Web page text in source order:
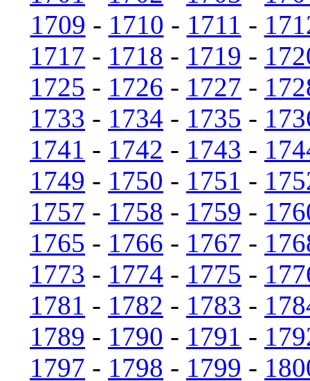
1709 - 1710 - 1711 -
1717 - 1718 - 1719 -
1725 - 1726 - 1727 -
1733 - 1734 - 1735 -
1741 - 1742 - 1743 -
1749 - 1750 - 1751 -
1757 - 1758 - 1759 -
1765 - 1766 - 1767 -
1773 - 1774 - 1775 -
1781 - 1782 - 1783 -
1789 - 1790 - 1791 -
1797 - 1798 - 1799 -